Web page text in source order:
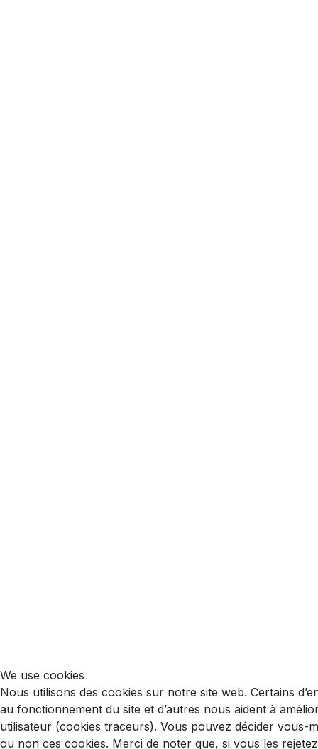
We use cookies
Nous utilisons des cookies sur notre site web. Certains
au fonctionnement du site et d’autres nous aident à
utilisateur (cookies traceurs). Vous pouvez décider vous-
ou non ces cookies. Merci de noter que, si vous les